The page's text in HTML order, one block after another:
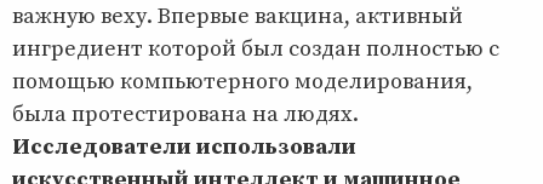
важную веху. Впервые вакцина, активный
ингредиент которой был создан полностью с
помощью компьютерного моделирования,
была протестирована на людях.
Исследователи использовали